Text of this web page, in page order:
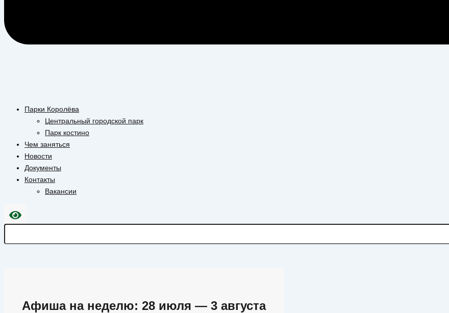
Парки Королёва
Центральный городской парк
Парк костино
Чем заняться
Новости
Документы
Контакты
Вакансии
Афиша на неделю: 28 июля — 3 августа